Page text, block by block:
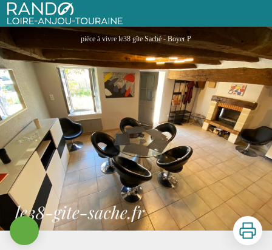
Rando Loire-Anjou-Touraine
Gîte Le 38
pièce à vivre le38 gîte Saché - Boyer P
Imprimer